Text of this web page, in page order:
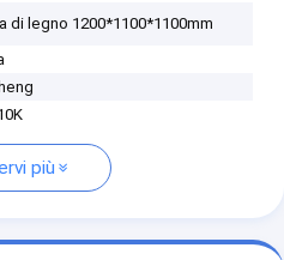
di legno 1200*1100*1100mm
più